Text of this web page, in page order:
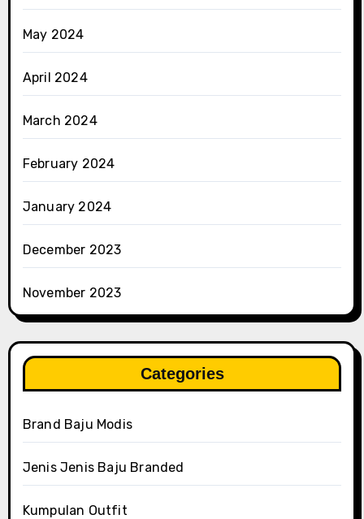
May 2024
April 2024
March 2024
February 2024
January 2024
December 2023
November 2023
Categories
Brand Baju Modis
Jenis Jenis Baju Branded
Kumpulan Outfit